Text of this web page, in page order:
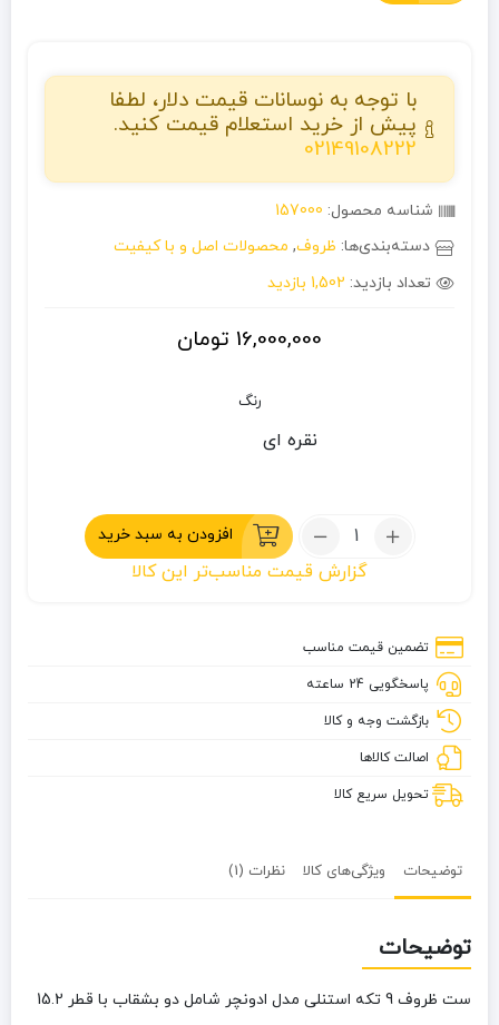
با توجه به نوسانات قیمت دلار، لطفا
پیش از خرید استعلام قیمت کنید.
02149108222
شناسه محصول: 157000
دسته‌بندی‌ها: ظروف, محصولات اصل و با کیفیت
تعداد بازدید: 1,502 بازدید
16,000,000 تومان
رنگ
نقره ای
تعداد:
ظروف
استنلی
مدل
ادونچر
افزودن به سبد خرید
گزارش قیمت مناسب‌تر این کالا
تضمین قیمت مناسب
پاسخگویی 24 ساعته
بازگشت وجه و کالا
اصالت کالاها
تحویل سریع کالا
توضیحات ویژگی‌های کالا نظرات (1)
توضیحات
ست ظروف 9 تکه استنلی مدل ادونچر شامل دو بشقاب با قطر 15.2